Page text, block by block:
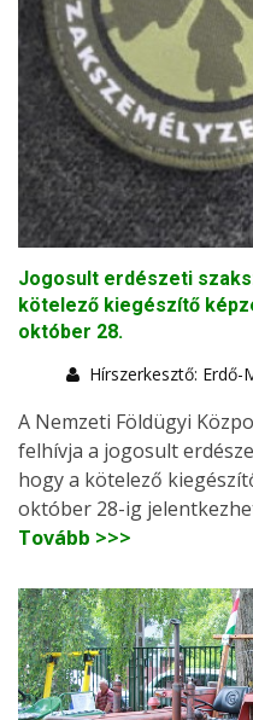
Jogosult erdészeti
kötelező kiegészítő
október 28.
Hírszerkesztő: Erdő-
A Nemzeti Földügyi
felhívja a jogosult
hogy a kötelező
október 28-ig
Tovább >>>